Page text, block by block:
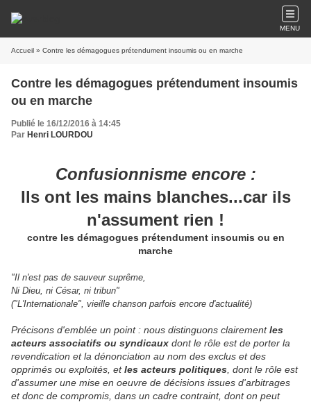
MENU
Accueil » Contre les démagogues prétendument insoumis ou en marche
Contre les démagogues prétendument insoumis
ou en marche
Publié le 16/12/2016 à 14:45
Par Henri LOURDOU
Confusionnisme encore :
Ils ont les mains blanches...car ils
n'assument rien !
contre les démagogues prétendument insoumis ou en
marche
"Il n'est pas de sauveur suprême,
Ni Dieu, ni César, ni tribun"
("L'Internationale", vieille chanson parfois encore d'actualité)
Précisons d'emblée un point : nous distinguons clairementles
acteurs associatifs ou syndicaux dont le rôle est de porter la
revendication et la dénonciation au nom des exclus et des
opprimés ou exploités, etles acteurs politiques , dont le rôle est
d'assumer une mise en oeuvre de décisions issues d'arbitrages
et donc de compromis, dans un cadre contraint, dont on peut